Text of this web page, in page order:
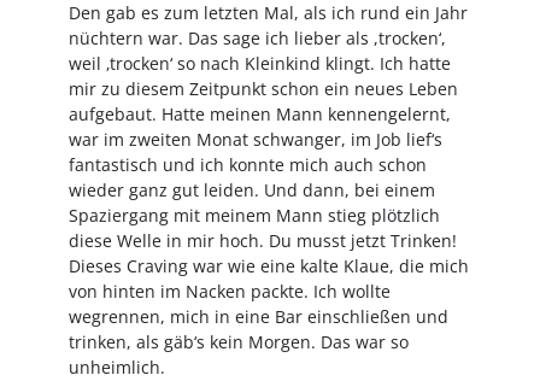
Den gab es zum letzten Mal, als ich rund ein Jahr
nüchtern war. Das sage ich lieber als ,trocken‘,
weil ‚trocken‘ so nach Kleinkind klingt. Ich hatte
mir zu diesem Zeitpunkt schon ein neues Leben
aufgebaut. Hatte meinen Mann kennengelernt,
war im zweiten Monat schwanger, im Job lief‘s
fantastisch und ich konnte mich auch schon
wieder ganz gut leiden. Und dann, bei einem
Spaziergang mit meinem Mann stieg plötzlich
diese Welle in mir hoch. Du musst jetzt Trinken!
Dieses Craving war wie eine kalte Klaue, die mich
von hinten im Nacken packte. Ich wollte
wegrennen, mich in eine Bar einschließen und
trinken, als gäb‘s kein Morgen. Das war so
unheimlich.